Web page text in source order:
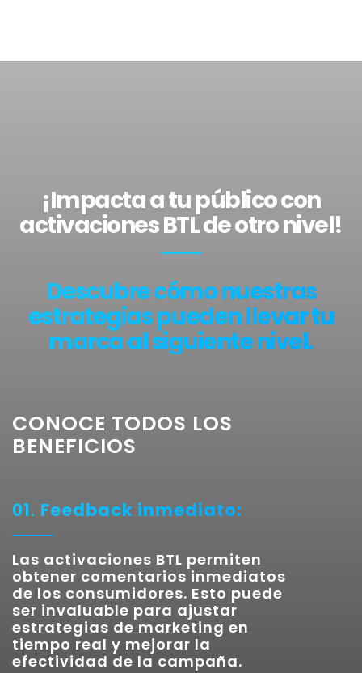
¡Impacta a tu público con
activaciones BTL de otro nivel!
Descubre cómo nuestras
estrategias pueden llevar tu
marca al siguiente nivel.
CONOCE TODOS LOS
BENEFICIOS
01. Feedback inmediato:
Las activaciones BTL permiten
obtener comentarios inmediatos
de los consumidores. Esto puede
ser invaluable para ajustar
estrategias de marketing en
tiempo real y mejorar la
efectividad de la campaña.